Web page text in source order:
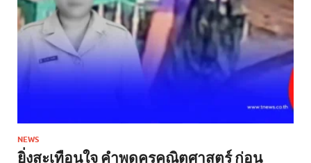
NEWS
ยิ่งสะเทือนใจ คำพูดครูคณิตศาสตร์ ก่อน